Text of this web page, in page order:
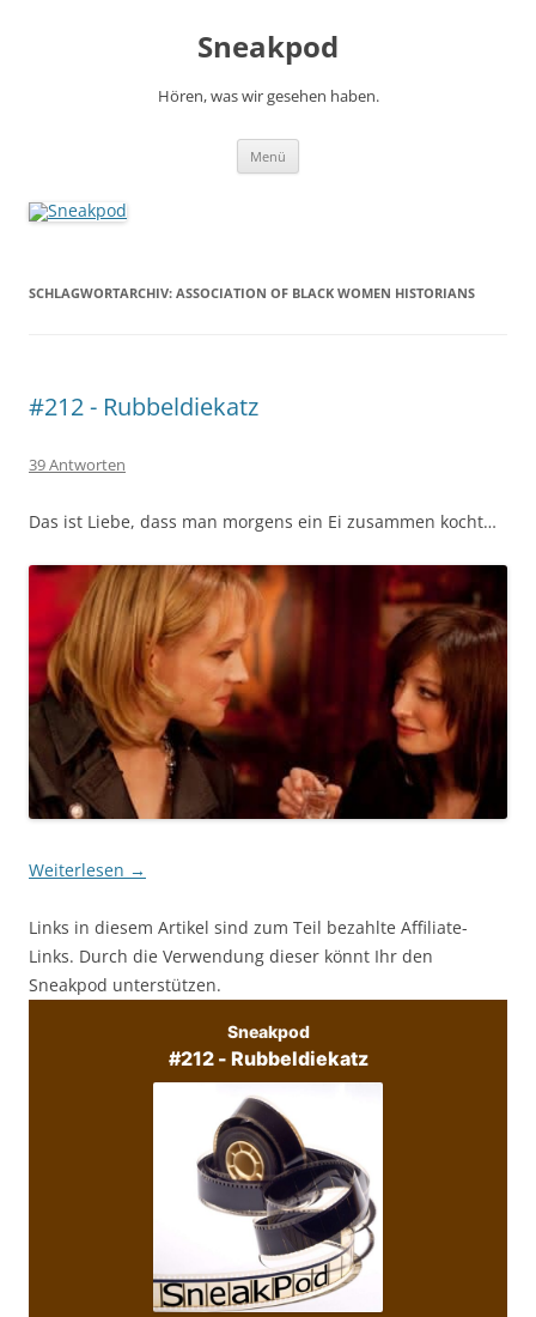
Sneakpod
Hören, was wir gesehen haben.
Menü
SCHLAGWORTARCHIV: ASSOCIATION OF BLACK WOMEN HISTORIANS
#212 - Rubbeldiekatz
39 Antworten
Das ist Liebe, dass man morgens ein Ei zusammen kocht…
Weiterlesen →
Links in diesem Artikel sind zum Teil bezahlte Affiliate-
Links. Durch die Verwendung dieser könnt Ihr den
Sneakpod unterstützen.